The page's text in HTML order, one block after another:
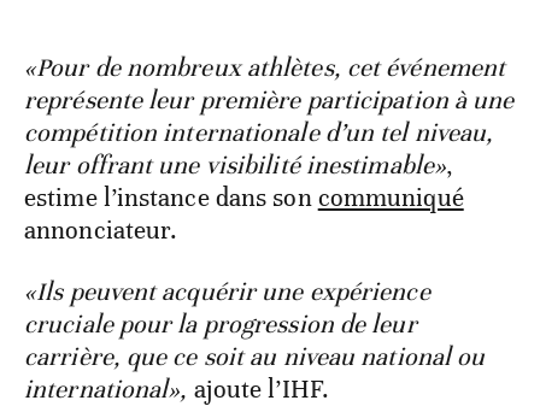
«Pour de nombreux athlètes, cet événement
représente leur première participation à une
compétition internationale d’un tel niveau,
leur offrant une visibilité inestimable»,
estime l’instance dans soncommuniqué
annonciateur.
«Ils peuvent acquérir une expérience
cruciale pour la progression de leur
carrière, que ce soit au niveau national ou
international», ajoute l’IHF.